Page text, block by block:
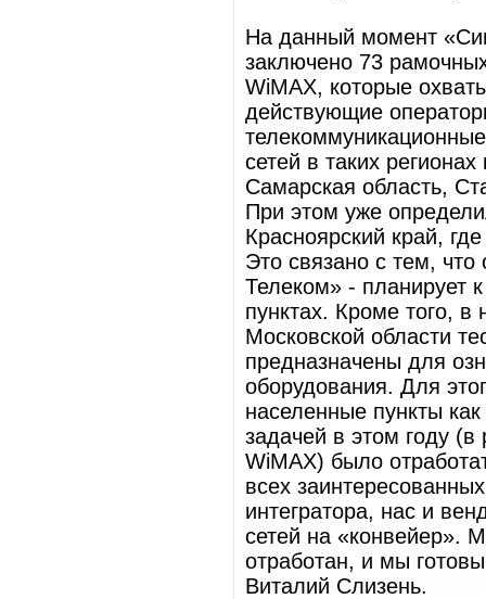
На данный момент
заключено 73
WiMAX, которые
действующие
сетей в таких
Самарская область,
При этом уже
Красноярский край,
Это связано с тем,
Телеком» - планирует
пунктах. Кроме того, в
Московской области
предназначены для
оборудования. Для
населенные пункты
задачей в этом году
WiMAX) было
всех
интегратора, нас и
сетей на «конвейер».
отработан, и мы
Виталий Слизень.